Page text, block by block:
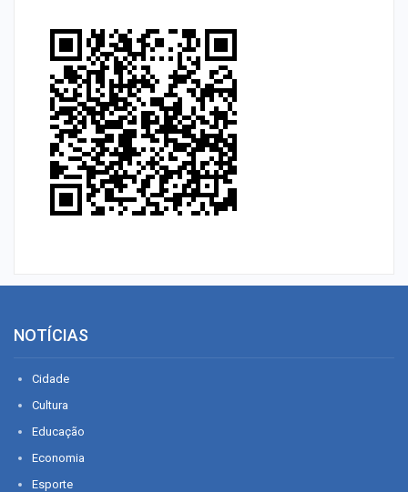
NOTÍCIAS
Cidade
Cultura
Educação
Economia
Esporte